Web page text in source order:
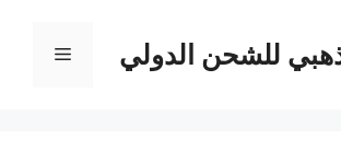
للشحن الدولي القائمة